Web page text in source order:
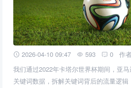
2026-04-10 09:47 593 0
作
我们通过2022年卡塔尔世界杯期间，亚
关键词数据，拆解关键词背后的流量逻